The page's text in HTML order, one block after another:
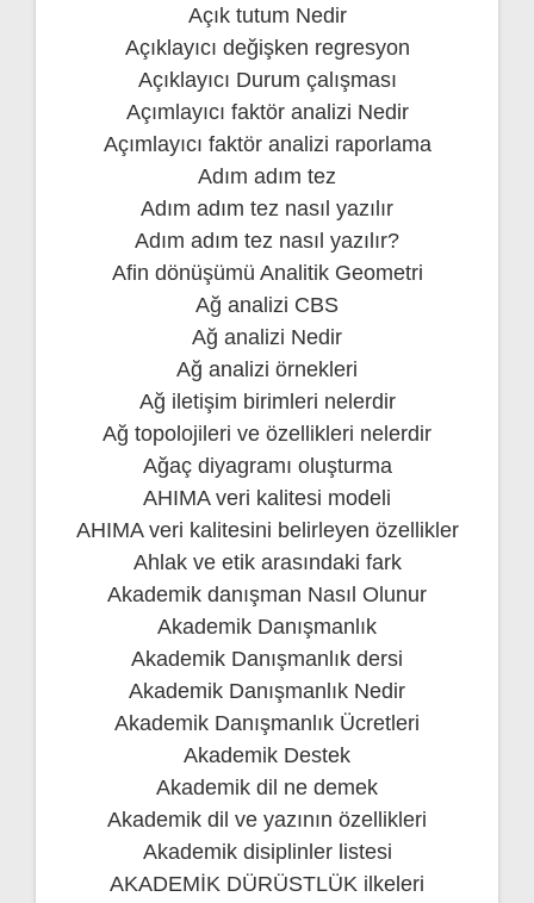
Açık tutum Nedir
Açıklayıcı değişken regresyon
Açıklayıcı Durum çalışması
Açımlayıcı faktör analizi Nedir
Açımlayıcı faktör analizi raporlama
Adım adım tez
Adım adım tez nasıl yazılır
Adım adım tez nasıl yazılır?
Afin dönüşümü Analitik Geometri
Ağ analizi CBS
Ağ analizi Nedir
Ağ analizi örnekleri
Ağ iletişim birimleri nelerdir
Ağ topolojileri ve özellikleri nelerdir
Ağaç diyagramı oluşturma
AHIMA veri kalitesi modeli
AHIMA veri kalitesini belirleyen özellikler
Ahlak ve etik arasındaki fark
Akademik danışman Nasıl Olunur
Akademik Danışmanlık
Akademik Danışmanlık dersi
Akademik Danışmanlık Nedir
Akademik Danışmanlık Ücretleri
Akademik Destek
Akademik dil ne demek
Akademik dil ve yazının özellikleri
Akademik disiplinler listesi
AKADEMİK DÜRÜSTLÜK ilkeleri